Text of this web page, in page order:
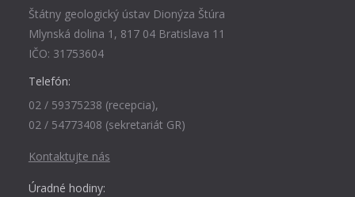
Štátny geologický ústav Dionýza Štúra
Mlynská dolina 1, 817 04 Bratislava 11
IČO: 31753604
Telefón:
02 / 59375238 (recepcia),
02 / 54773408 (sekretariát GR)
Kontaktujte nás
Úradné hodiny: